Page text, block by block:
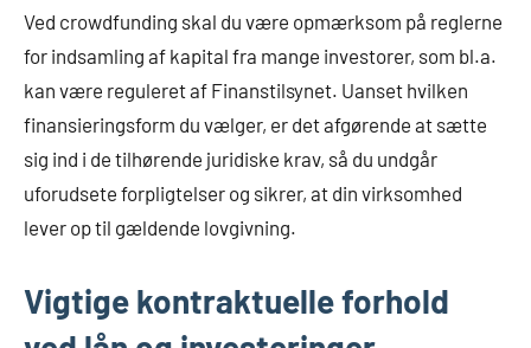
Ved crowdfunding skal du være opmærksom på reglerne
for indsamling af kapital fra mange investorer, som bl.a.
kan være reguleret af Finanstilsynet. Uanset hvilken
finansieringsform du vælger, er det afgørende at sætte
sig ind i de tilhørende juridiske krav, så du undgår
uforudsete forpligtelser og sikrer, at din virksomhed
lever op til gældende lovgivning.
Vigtige kontraktuelle forhold